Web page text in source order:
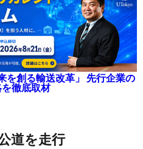
を創る輸送改革」 先行企業の
徹底取材
道を走行